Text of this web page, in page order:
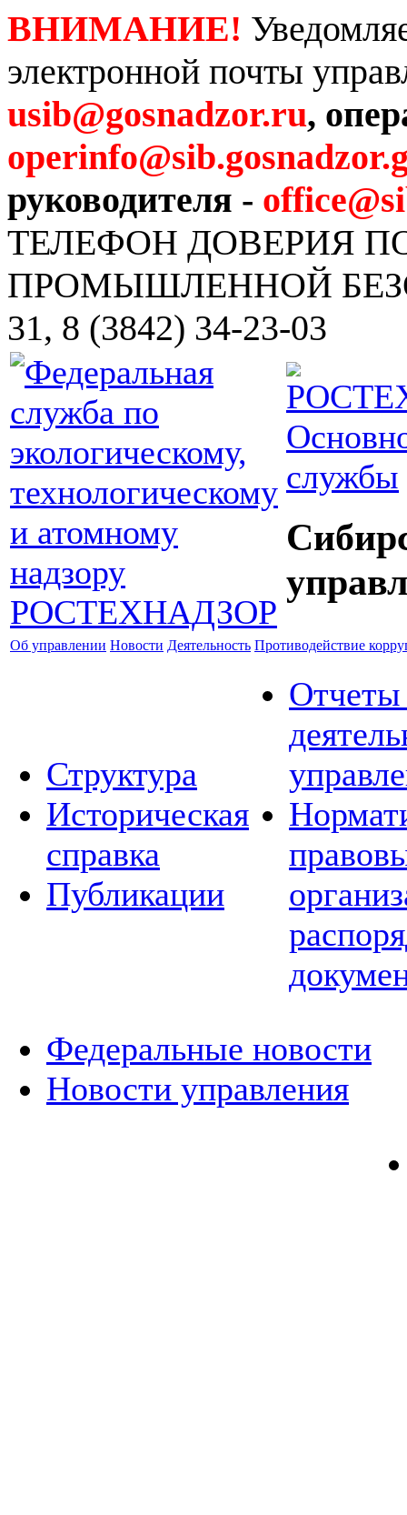
ВНИМАНИЕ!
электронной почты
usib@gosnadzor.ru,
руководителя -
ТЕЛЕФОН ДОВЕРИЯ
ПРОМЫШЛЕННОЙ
31, 8 (3842) 34-23-03
службы
Об управлении Новости Деятельность Противодействие
Структура
Историческая
справка
Публикации
Отчеты
Федеральные новости
Новости управления